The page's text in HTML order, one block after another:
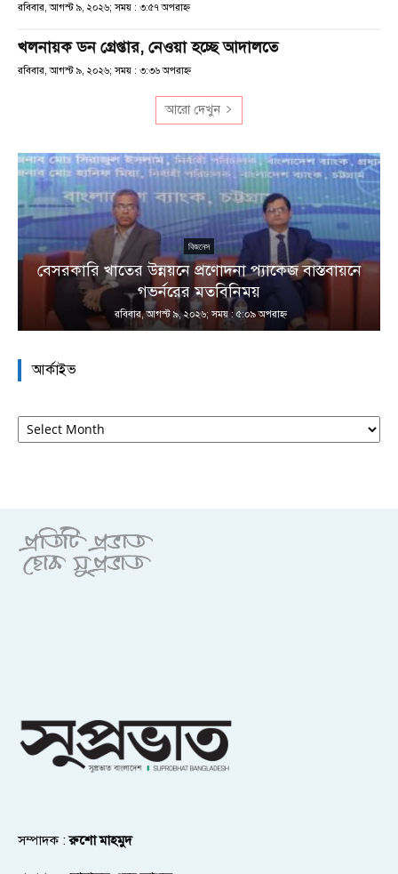
রবিবার, আগস্ট ৯, ২০২৬; সময় : ৩:৫৭ অপরাহ্ণ
খলনায়ক ডন গ্রেপ্তার, নেওয়া হচ্ছে আদালতে
রবিবার, আগস্ট ৯, ২০২৬; সময় : ৩:৩৬ অপরাহ্ণ
আরো দেখুন
বিজনেস
বেসরকারি খাতের উন্নয়নে প্রণোদনা প্যাকেজ বাস্তবায়নে
গভর্নরের মতবিনিময়
রবিবার, আগস্ট ৯, ২০২৬; সময় : ৫:০৯ অপরাহ্ণ
আর্কাইভ
আর্কাইভ
সম্পাদক :রুশো মাহমুদ